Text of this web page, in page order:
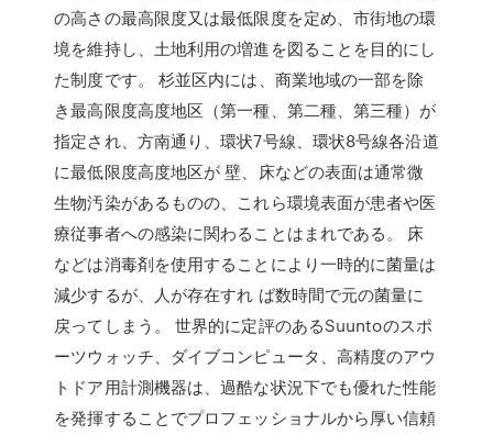
の高さの最高限度又は最低限度を定め、市街地の環
境を維持し、土地利用の増進を図ることを目的にし
た制度です。 杉並区内には、商業地域の一部を除
き最高限度高度地区（第一種、第二種、第三種）が
指定され、方南通り、環状7号線、環状8号線各沿道
に最低限度高度地区が 壁、床などの表面は通常微
生物汚染があるものの、これら環境表面が患者や医
療従事者への感染に関わることはまれである。 床
などは消毒剤を使用することにより一時的に菌量は
減少するが、人が存在すれ ば数時間で元の菌量に
戻ってしまう。 世界的に定評のあるSuuntoのスポ
ーツウォッチ、ダイブコンピュータ、高精度のアウ
トドア用計測機器は、過酷な状況下でも優れた性能
を発揮することでプロフェッショナルから厚い信頼